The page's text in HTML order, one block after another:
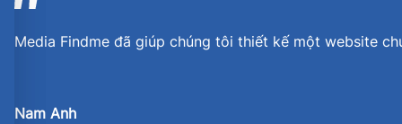
Media Findme đã giúp chúng tôi thiết kế một website
Nam Anh